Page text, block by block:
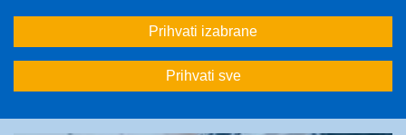
<< < 1 2 3 > >>
Prihvati izabrane
Prihvati sve